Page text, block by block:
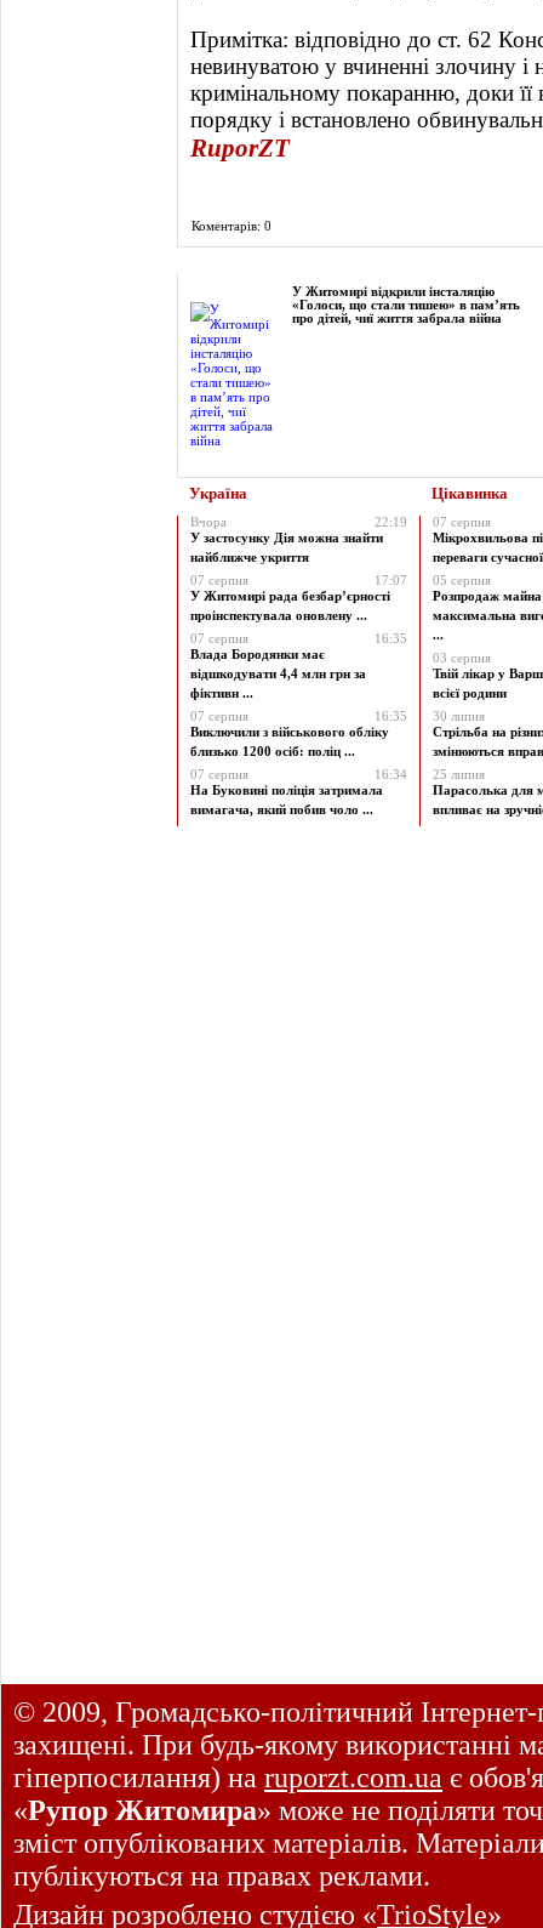
Примітка: відповідно до ст. 62
невинуватою у вчиненні злочину і
кримінальному покаранню, доки
порядку і встановлено
RuporZT
Коментарів: 0
У Житомирі відкрили інсталяцію
«Голоси, що стали тишею» в пам’ять
про дітей, чиї життя забрала війна
Україна Цікавинка
Вчора
22:19
У застосунку Дія можна знайти
найближче укриття
07 серпня
17:07
У Житомирі рада безбар’єрності
проінспектувала оновлену ...
07 серпня
16:35
Влада Бородянки має
відшкодувати 4,4 млн грн за
фіктивн ...
07 серпня
16:35
Виключили з військового обліку
близько 1200 осіб: поліц ...
07 серпня
16:34
На Буковині поліція затримала
вимагача, який побив чоло ...
07 серпня
Мікрохвильова
переваги
05 серпня
Розпродаж майна
максимальна
...
03 серпня
Твій лікар у
всієї родини
30 липня
Стрільба на
змінюються
25 липня
Парасолька для
впливає на
© 2009, Громадсько-політичний
захищені. При будь-якому використанні
гіперпосилання) на ruporzt.com.ua є
«Рупор Житомира» може не поділяти
зміст опублікованих матеріалів.
публікуються на правах реклами.
Дизайн розроблено студією «TrioStyle»